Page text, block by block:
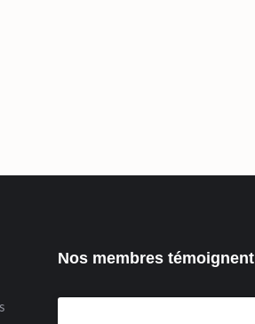
Nos membres témoignent